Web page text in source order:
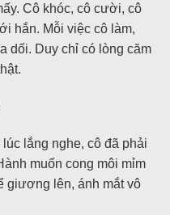
Cô khóc, cô cười, cô
hắn. Mỗi việc cô làm,
dối. Duy chỉ có lòng căm
lắng nghe, cô đã phải
muốn cong môi mỉm
giương lên, ánh mắt vô